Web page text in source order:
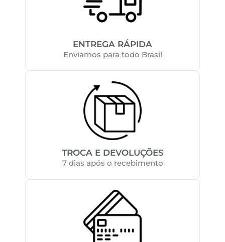
ENTREGA RÁPIDA
Enviamos para todo Brasil
TROCA E DEVOLUÇÕES
7 dias após o recebimento